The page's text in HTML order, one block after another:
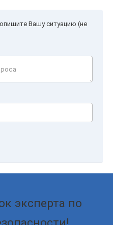
Вашу ситуацию (не
эксперта по